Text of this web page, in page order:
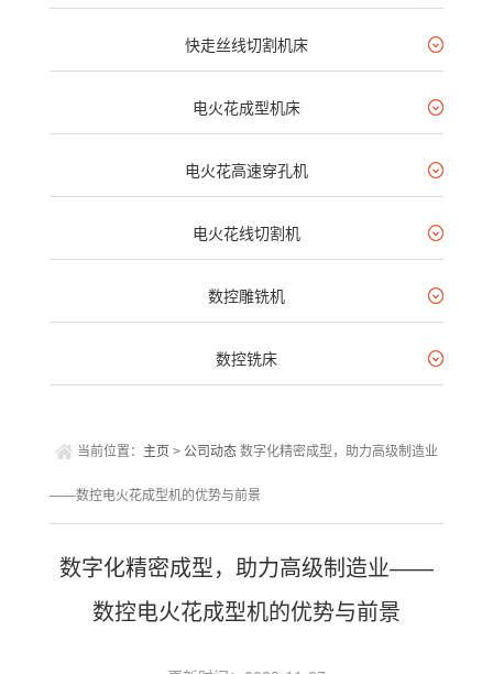
快走丝线切割机床
电火花成型机床
电火花高速穿孔机
电火花线切割机
数控雕铣机
数控铣床
当前位置： 主页 > 公司动态 数字化精密成型，助力高级制造业
——数控电火花成型机的优势与前景
数字化精密成型，助力高级制造业——
数控电火花成型机的优势与前景